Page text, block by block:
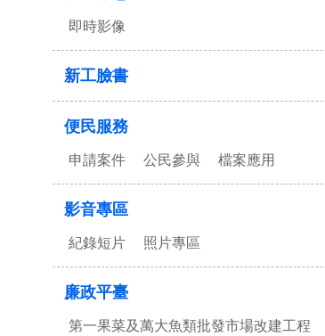
即時影像
新工臉書
便民服務
申請案件 公民參與 檔案應用
影音專區
紀錄短片 照片專區
廉政平臺
第一果菜及萬大魚類批發市場改建工程